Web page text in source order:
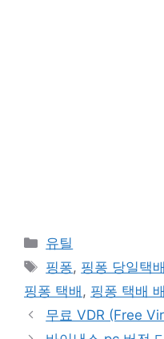
카
테
리
유틸
태
그
핑퐁, 핑퐁 당일택배
핑퐁 택배 , 핑퐁 택배
무료 VDR (Free